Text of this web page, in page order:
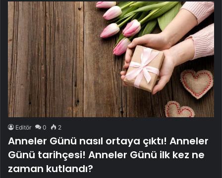
Editör 0 2
Anneler Günü nasıl ortaya çıktı! Anneler
Günü tarihçesi! Anneler Günü ilk kez ne
zaman kutlandı?